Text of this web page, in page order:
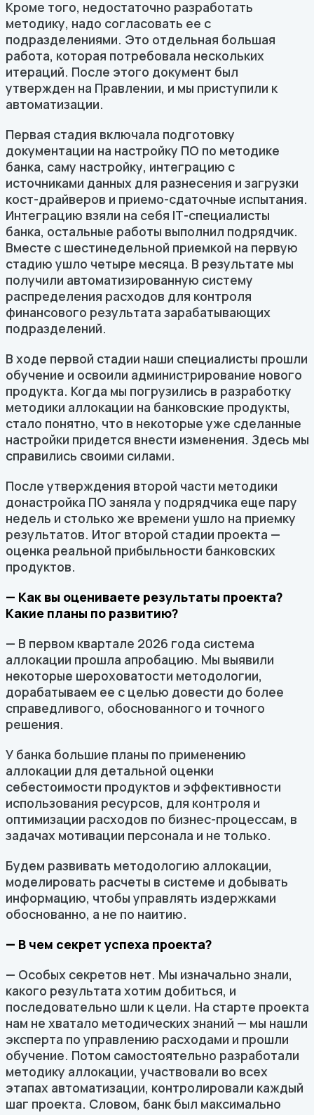
Кроме того, недостаточно разработать
методику, надо согласовать ее с
подразделениями. Это отдельная большая
работа, которая потребовала нескольких
итераций. После этого документ был
утвержден на Правлении, и мы приступили к
автоматизации.
Первая стадия включала подготовку
документации на настройку ПО по методике
банка, саму настройку, интеграцию с
источниками данных для разнесения и загрузки
кост-драйверов и приемо-сдаточные испытания.
Интеграцию взяли на себя IТ-специалисты
банка, остальные работы выполнил подрядчик.
Вместе с шестинедельной приемкой на первую
стадию ушло четыре месяца. В результате мы
получили автоматизированную систему
распределения расходов для контроля
финансового результата зарабатывающих
подразделений.
В ходе первой стадии наши специалисты прошли
обучение и освоили администрирование нового
продукта. Когда мы погрузились в разработку
методики аллокации на банковские продукты,
стало понятно, что в некоторые уже сделанные
настройки придется внести изменения. Здесь мы
справились своими силами.
После утверждения второй части методики
донастройка ПО заняла у подрядчика еще пару
недель и столько же времени ушло на приемку
результатов. Итог второй стадии проекта —
оценка реальной прибыльности банковских
продуктов.
— Как вы оцениваете результаты проекта?
Какие планы по развитию?
— В первом квартале 2026 года система
аллокации прошла апробацию. Мы выявили
некоторые шероховатости методологии,
дорабатываем ее с целью довести до более
справедливого, обоснованного и точного
решения.
У банка большие планы по применению
аллокации для детальной оценки
себестоимости продуктов и эффективности
использования ресурсов, для контроля и
оптимизации расходов по бизнес-процессам, в
задачах мотивации персонала и не только.
Будем развивать методологию аллокации,
моделировать расчеты в системе и добывать
информацию, чтобы управлять издержками
обоснованно, а не по наитию.
— В чем секрет успеха проекта?
— Особых секретов нет. Мы изначально знали,
какого результата хотим добиться, и
последовательно шли к цели. На старте проекта
нам не хватало методических знаний — мы нашли
эксперта по управлению расходами и прошли
обучение. Потом самостоятельно разработали
методику аллокации, участвовали во всех
этапах автоматизации, контролировали каждый
шаг проекта. Словом, банк был максимально